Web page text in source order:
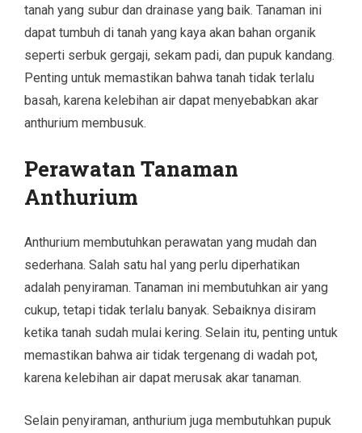
tanah yang subur dan drainase yang baik. Tanaman ini
dapat tumbuh di tanah yang kaya akan bahan organik
seperti serbuk gergaji, sekam padi, dan pupuk kandang.
Penting untuk memastikan bahwa tanah tidak terlalu
basah, karena kelebihan air dapat menyebabkan akar
anthurium membusuk.
Perawatan Tanaman
Anthurium
Anthurium membutuhkan perawatan yang mudah dan
sederhana. Salah satu hal yang perlu diperhatikan
adalah penyiraman. Tanaman ini membutuhkan air yang
cukup, tetapi tidak terlalu banyak. Sebaiknya disiram
ketika tanah sudah mulai kering. Selain itu, penting untuk
memastikan bahwa air tidak tergenang di wadah pot,
karena kelebihan air dapat merusak akar tanaman.
Selain penyiraman, anthurium juga membutuhkan pupuk